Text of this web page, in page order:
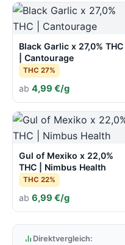
Black Garlic x 27,0% THC
| Cantourage
THC 27%
ab 4,99 €/g
Gul of Mexiko x 22,0%
THC | Nimbus Health
THC 22%
ab 6,99 €/g
Direktvergleich: